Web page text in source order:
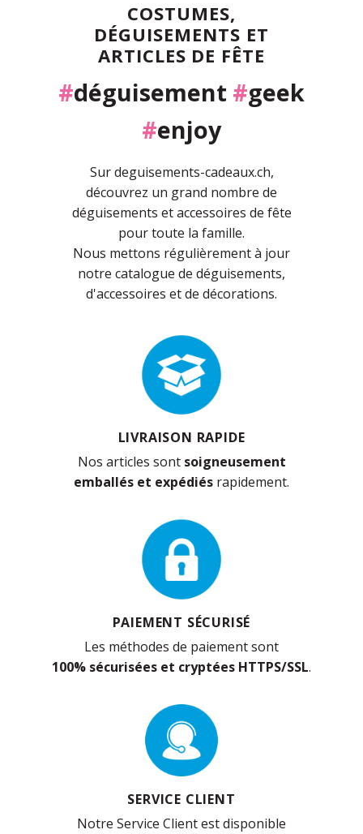
COSTUMES,
DÉGUISEMENTS ET
ARTICLES DE FÊTE
#déguisement #geek
#enjoy
Sur deguisements-cadeaux.ch,
découvrez un grand nombre de
déguisements et accessoires de fête
pour toute la famille.
Nous mettons régulièrement à jour
notre catalogue de déguisements,
d'accessoires et de décorations.
LIVRAISON RAPIDE
Nos articles sont soigneusement
emballés et expédiés rapidement.
PAIEMENT SÉCURISÉ
Les méthodes de paiement sont
100% sécurisées et cryptées HTTPS/SSL.
SERVICE CLIENT
Notre Service Client est disponible